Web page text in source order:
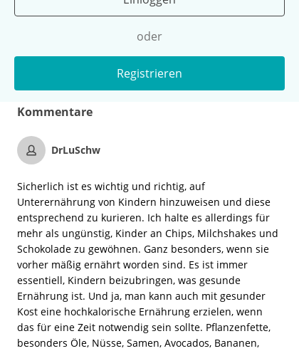
oder
Registrieren
Kommentare
DrLuSchw
Sicherlich ist es wichtig und richtig, auf
Unterernährung von Kindern hinzuweisen und diese
entsprechend zu kurieren. Ich halte es allerdings für
mehr als ungünstig, Kinder an Chips, Milchshakes und
Schokolade zu gewöhnen. Ganz besonders, wenn sie
vorher mäßig ernährt worden sind. Es ist immer
essentiell, Kindern beizubringen, was gesunde
Ernährung ist. Und ja, man kann auch mit gesunder
Kost eine hochkalorische Ernährung erzielen, wenn
das für eine Zeit notwendig sein sollte. Pflanzenfette,
besonders Öle, Nüsse, Samen, Avocados, Bananen,